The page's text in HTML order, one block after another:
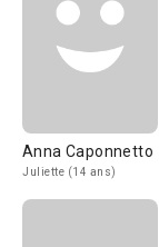
Anna Caponnetto
Juliette (14 ans)